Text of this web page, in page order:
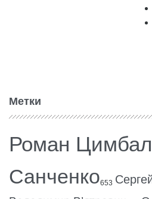
Метки
Роман
Санченко653